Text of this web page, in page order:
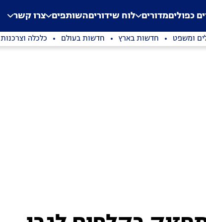
Application error: a
. כפוליםמדורים לוח שידוריםהשותפים צרו קשר
ומשפט חדשות בארץ חדשות בעולם כלכלה וצרכנות